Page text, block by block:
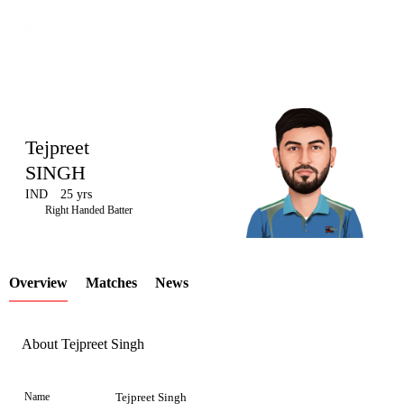
LCP
Element
Tejpreet
SINGH
IND 25 yrs
Right Handed Batter
Overview Matches News
About Tejpreet Singh
Name Tejpreet Singh